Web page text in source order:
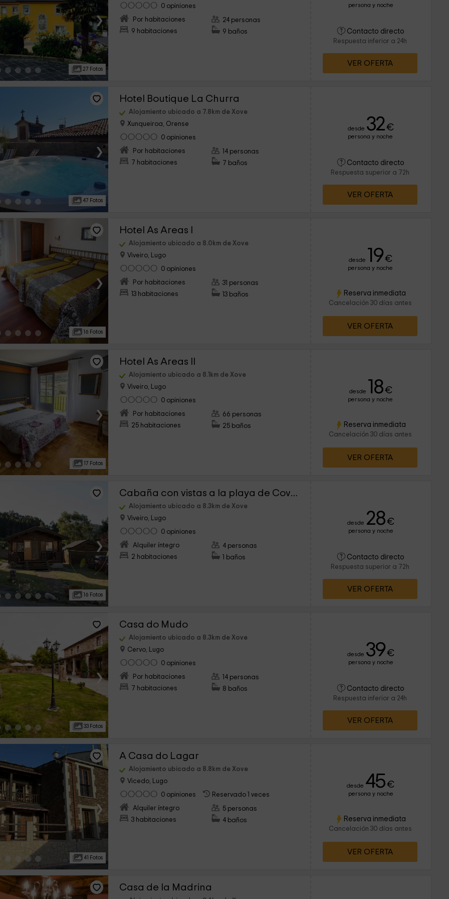
›
27 Fotos
0 opiniones
Por habitaciones
9 habitaciones
24 personas
9 baños
persona y noche
Contacto directo
Respuesta inferior a 24h
VER OFERTA
›
47 Fotos
Hotel Boutique La Churra
Alojamiento ubicado a 7.8km de Xove
Xunqueiroa, Orense
0 opiniones
Por habitaciones
7 habitaciones
14 personas
7 baños
desde 32€
persona y noche
Contacto directo
Respuesta superior a 72h
VER OFERTA
›
16 Fotos
Hotel As Areas I
Alojamiento ubicado a 8.0km de Xove
Viveiro, Lugo
0 opiniones
Por habitaciones
13 habitaciones
31 personas
13 baños
desde 19€
persona y noche
Reserva inmediata
Cancelación 30 días antes
VER OFERTA
›
17 Fotos
Hotel As Areas II
Alojamiento ubicado a 8.1km de Xove
Viveiro, Lugo
0 opiniones
Por habitaciones
25 habitaciones
66 personas
25 baños
desde 18€
persona y noche
Reserva inmediata
Cancelación 30 días antes
VER OFERTA
›
16 Fotos
Cabaña con vistas a la playa de Covas
Alojamiento ubicado a 8.3km de Xove
Viveiro, Lugo
0 opiniones
Alquiler íntegro
2 habitaciones
4 personas
1 baños
desde 28€
persona y noche
Contacto directo
Respuesta superior a 72h
VER OFERTA
›
33 Fotos
Casa do Mudo
Alojamiento ubicado a 8.3km de Xove
Cervo, Lugo
0 opiniones
Por habitaciones
7 habitaciones
14 personas
8 baños
desde 39€
persona y noche
Contacto directo
Respuesta inferior a 24h
VER OFERTA
›
41 Fotos
A Casa do Lagar
Alojamiento ubicado a 8.8km de Xove
Vicedo, Lugo
0 opiniones
Reservado 1 veces
Alquiler íntegro
3 habitaciones
5 personas
4 baños
desde 45€
persona y noche
Reserva inmediata
Cancelación 30 días antes
VER OFERTA
Casa de la Madrina